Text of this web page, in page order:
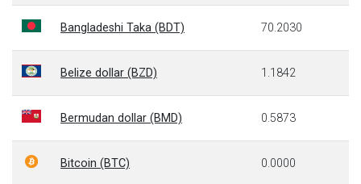
Bangladeshi Taka (BDT) 70.2030
Belize dollar (BZD) 1.1842
Bermudan dollar (BMD) 0.5873
Bitcoin (BTC) 0.0000